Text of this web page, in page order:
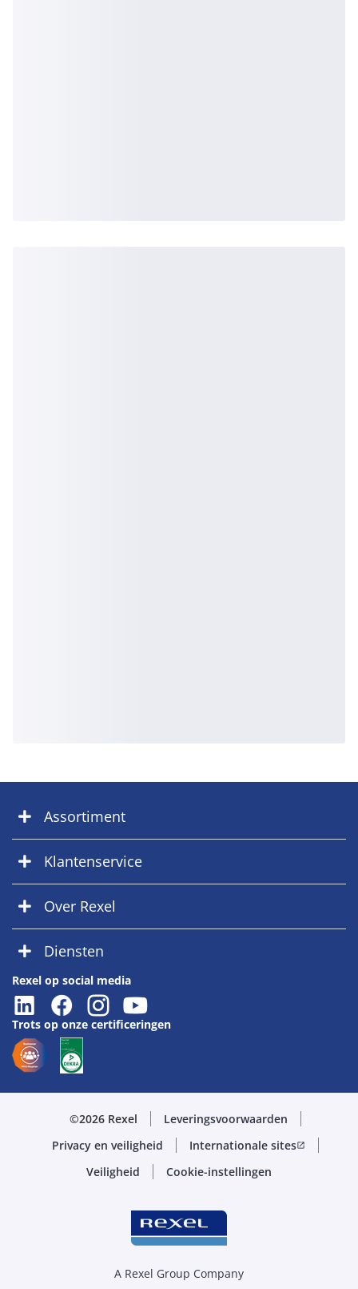
Assortiment
Klantenservice
Over Rexel
Diensten
Rexel op social media
Trots op onze certificeringen
©2026 Rexel
Leveringsvoorwaarden
Privacy en veiligheid
Internationale sitesopen_in_new
Veiligheid Cookie-instellingen
A Rexel Group Company